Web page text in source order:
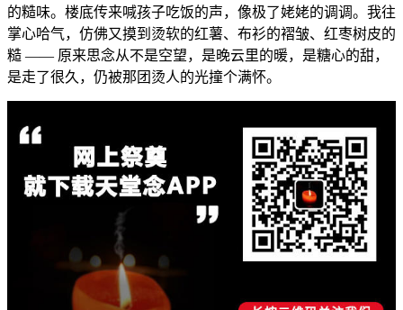
的糙味。楼底传来喊孩子吃饭的声，像极了姥姥的调调。我往
掌心哈气，仿佛又摸到烫软的红薯、布衫的褶皱、红枣树皮的
糙 —— 原来思念从不是空望，是晚云里的暖，是糖心的甜，
是走了很久，仍被那团烫人的光撞个满怀。